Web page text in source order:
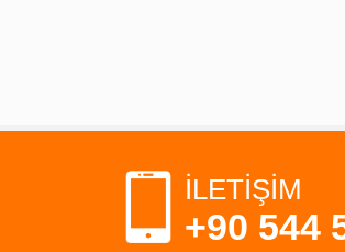
İLETİŞİM
+90 544